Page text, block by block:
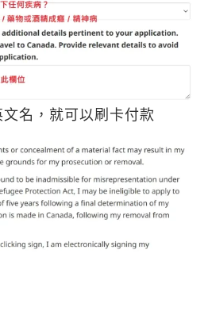
名，就可以刷卡付款